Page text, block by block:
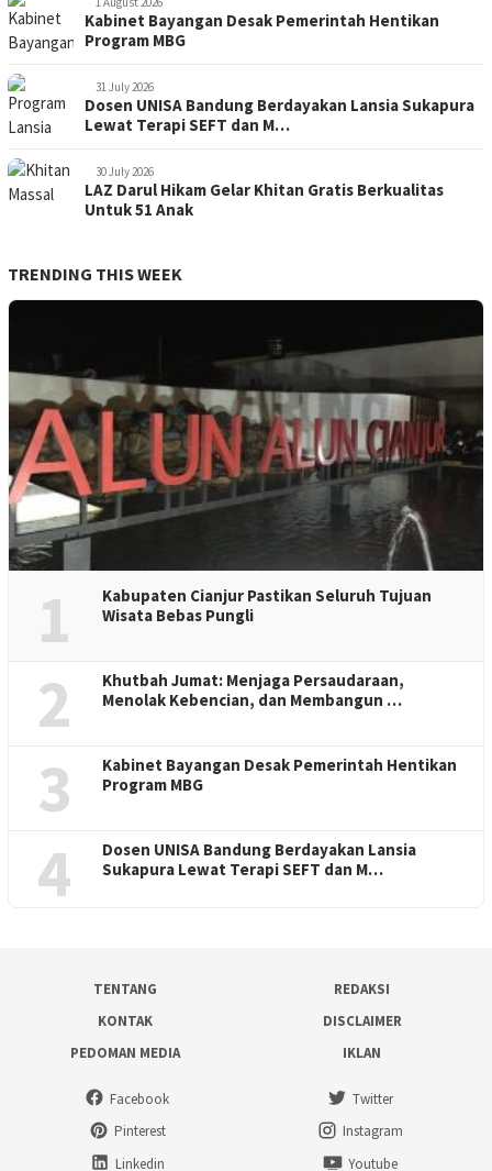
Kabinet Bayangan Desak Pemerintah Hentikan
Program MBG
31 July 2026
Dosen UNISA Bandung Berdayakan Lansia Sukapura
Lewat Terapi SEFT dan M…
30 July 2026
LAZ Darul Hikam Gelar Khitan Gratis Berkualitas
Untuk 51 Anak
TRENDING THIS WEEK
1
Kabupaten Cianjur Pastikan Seluruh Tujuan
Wisata Bebas Pungli
2
Khutbah Jumat: Menjaga Persaudaraan,
Menolak Kebencian, dan Membangun …
3
Kabinet Bayangan Desak Pemerintah Hentikan
Program MBG
4
Dosen UNISA Bandung Berdayakan Lansia
Sukapura Lewat Terapi SEFT dan M…
TENTANG
REDAKSI
KONTAK
DISCLAIMER
PEDOMAN MEDIA
IKLAN
Facebook
Twitter
Pinterest
Instagram
Linkedin
Youtube